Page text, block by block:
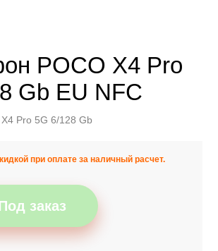
POCO X4 Pro
Gb EU NFC
Pro 5G 6/128 Gb
при оплате за наличный расчет.
заказ